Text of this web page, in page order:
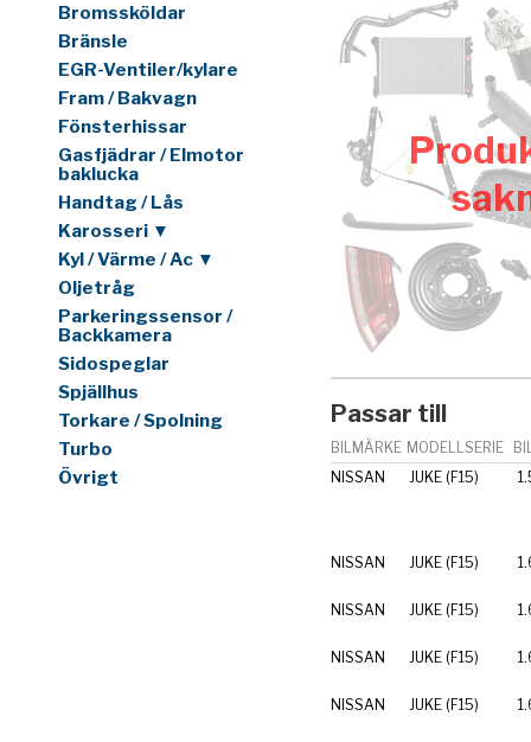
Bromssköldar
Bränsle
EGR-Ventiler/kylare
Fram / Bakvagn
Fönsterhissar
Gasfjädrar / Elmotor
baklucka
Handtag / Lås
Karosseri ▼
Kyl / Värme / Ac ▼
Oljetråg
Parkeringssensor /
Backkamera
Sidospeglar
Spjällhus
Torkare / Spolning
Turbo
Övrigt
Passar till
BILMÄRKE MODELLSERIE
NISSAN
JUKE (F15)
NISSAN JUKE (F15)
NISSAN JUKE (F15)
NISSAN JUKE (F15)
NISSAN JUKE (F15)